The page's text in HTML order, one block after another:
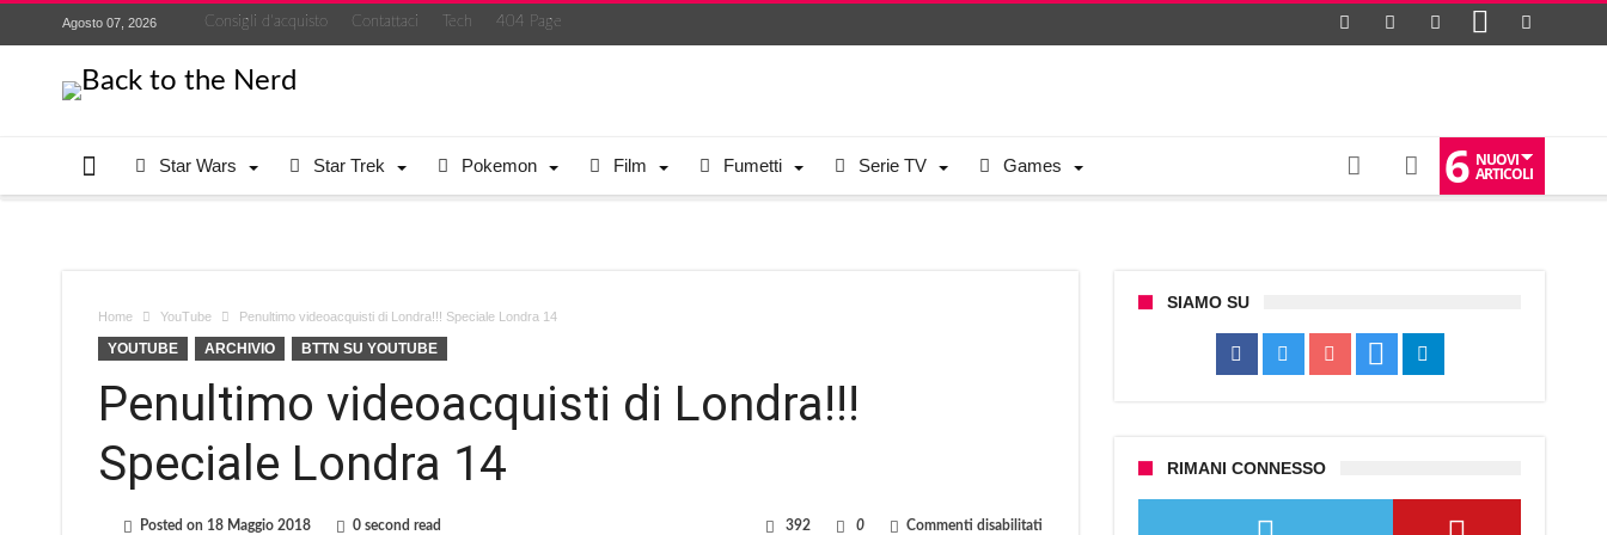
Agosto 07, 2026 Consigli d’acquisto Contattaci Tech 404 Page
Star Wars Star Trek Pokemon Film Fumetti Serie TV Games 6 NUOVI
ARTICOLI
Home YouTube Penultimo videoacquisti di Londra!!! Speciale Londra 14
YOUTUBE ARCHIVIO BTTN SU YOUTUBE
Penultimo videoacquisti di Londra!!!
Speciale Londra 14
Posted on 18 Maggio 2018 0 second read Commenti disabilitati
0
392
SIAMO SU
RIMANI CONNESSO